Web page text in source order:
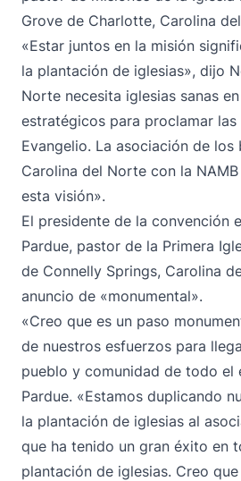
Grove de Charlotte, Carolina
«Estar juntos en la misión
la plantación de iglesias», dijo
Norte necesita iglesias sanas
estratégicos para proclamar las
Evangelio. La asociación de los
Carolina del Norte con la
esta visión».
El presidente de la convención
Pardue, pastor de la Primera
de Connelly Springs, Carolina
anuncio de «monumental».
«Creo que es un paso
de nuestros esfuerzos para
pueblo y comunidad de todo el
Pardue. «Estamos duplicando
la plantación de iglesias al
que ha tenido un gran éxito en
plantación de iglesias. Creo